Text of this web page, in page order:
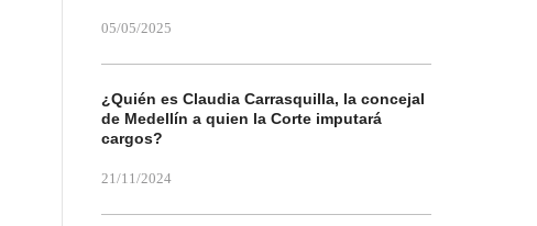
05/05/2025
¿Quién es Claudia Carrasquilla, la concejal
de Medellín a quien la Corte imputará
cargos?
21/11/2024